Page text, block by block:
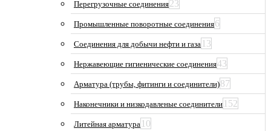
Перегрузочные соединения23
Промышленные поворотные соединения6
Соединения для добычи нефти и газа 13
Нержавеющие гигиенические соединения43
Арматура (трубы, фитинги и соединители)87
Наконечники и низкодавленые соединители 152
Литейная арматура 10